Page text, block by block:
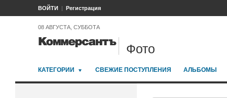
ВОЙТИ Регистрация
08 АВГУСТА, СУББОТА
Фото
КАТЕГОРИИ СВЕЖИЕ ПОСТУПЛЕНИЯ АЛЬБОМЫ